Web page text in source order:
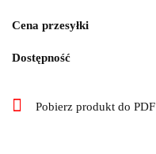
Cena przesyłki
Dostępność
Pobierz produkt do PDF